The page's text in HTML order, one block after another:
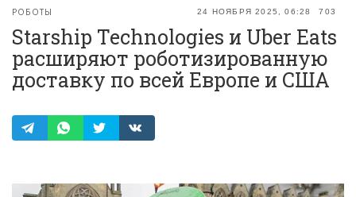
24 НОЯБРЯ 2025, 06:28 703
РОБОТЫ
Starship Technologies и Uber Eats
расширяют роботизированную
доставку по всей Европе и США